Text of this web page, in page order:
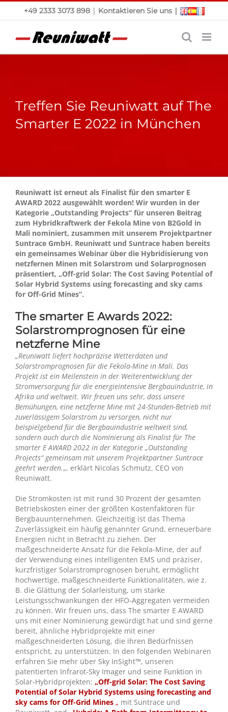
Skip
+49 2333 3073 898 | Kontaktieren Sie uns|
Treffen Sie Reuniwatt auf The
Smarter E 2022 in München
Reuniwatt ist erneut als Finalist für den smarter E
AWARD 2022 ausgewählt worden! Wir wurden in der
Kategorie „Outstanding Projects“ für unseren Beitrag
zum Hybridkraftwerk der Fekola Mine von B2Gold in
Mali nominiert, zusammen mit unserem Projektpartner
Suntrace GmbH. Reuniwatt und Suntrace haben bereits
ein gemeinsames Webinar über die Hybridisierung von
netzfernen Minen mit Solarstrom und Solarprognosen
präsentiert, „Off-grid Solar: The Cost Saving Potential of
Solar Hybrid Systems using forecasting and sky cams
for Off-Grid Mines“.
The smarter E Awards 2022:
Solarstromprognosen für eine
netzferne Mine
„Reuniwatt liefert hochpräzise Wetterdaten und
Solarstromprognosen für die Fekola-Mine in Mali. Das
Projekt ist ein Meilenstein in der Weiterentwicklung der
Stromversorgung für die energieintensive Bergbauindustrie, in
Afrika und weltweit. Wir freuen uns sehr, dass unsere
Bemühungen, eine netzferne Mine mit 24-Stunden-Betrieb mit
zuverlässigem Solarstrom zu versorgen, nicht nur
beispielgebend für die Bergbauindustrie weltweit sind,
sondern auch durch die Nominierung als Finalist für The
smarter E AWARD 2022 in der Kategorie „Outstanding
Projects“ gemeinsam mit unserem Projektpartner Suntrace
geehrt werden.„, erklärt Nicolas Schmutz, CEO von
Reuniwatt.
Die Stromkosten ist mit rund 30 Prozent der gesamten
Betriebskosten einer der größten Kostenfaktoren für
Bergbauunternehmen. Gleichzeitig ist das Thema
Zuverlässigkeit ein häufig genannter Grund, erneuerbare
Energien nicht in Betracht zu ziehen. Der
maßgeschneiderte Ansatz für die Fekola-Mine, der auf
der Verwendung eines intelligenten EMS und präziser,
kurzfristiger Solarstromprognosen beruht, ermöglicht
hochwertige, maßgeschneiderte Funktionalitäten, wie z.
B. die Glättung der Solarleistung, um starke
Leistungsschwankungen der HFO-Aggregaten vermeiden
zu können. Wir freuen uns, dass The smarter E AWARD
uns mit einer Nominierung gewürdigt hat und sind gerne
bereit, ähnliche Hybridprojekte mit einer
maßgeschneiderten Lösung, die ihren Bedürfnissen
entspricht, zu unterstützen. In den folgenden Webinaren
erfahren Sie mehr über Sky InSight™, unseren
patentierten Infrarot-Sky Imager und seine Funktion in
Solar-Hybridprojekten: „Off-grid Solar: The Cost Saving
Potential of Solar Hybrid Systems using forecasting and
sky cams for Off-Grid Mines„ mit Suntrace und